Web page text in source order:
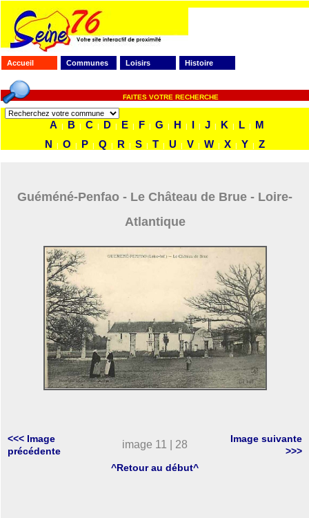
Accueil Communes Loisirs Histoire
FAITES VOTRE RECHERCHE
A | B | C | D | E | F | G | H | I | J | K | L |
M
N
| O | P | Q | R | S | T | U | V | W | X | Y | Z
Guéméné-Penfao - Le Château de Brue - Loire-
Atlantique
<<< Image
précédente
image 11 | 28
Image suivante
>>>
^Retour au début^